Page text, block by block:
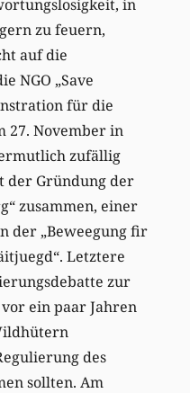
in
zu feuern,
auf die
NGO „Save
für die
27. November in
zufällig
der Gründung der
zusammen, einer
der „Beweegung fir
Letztere
zur
vor ein paar Jahren
des
sollten. Am